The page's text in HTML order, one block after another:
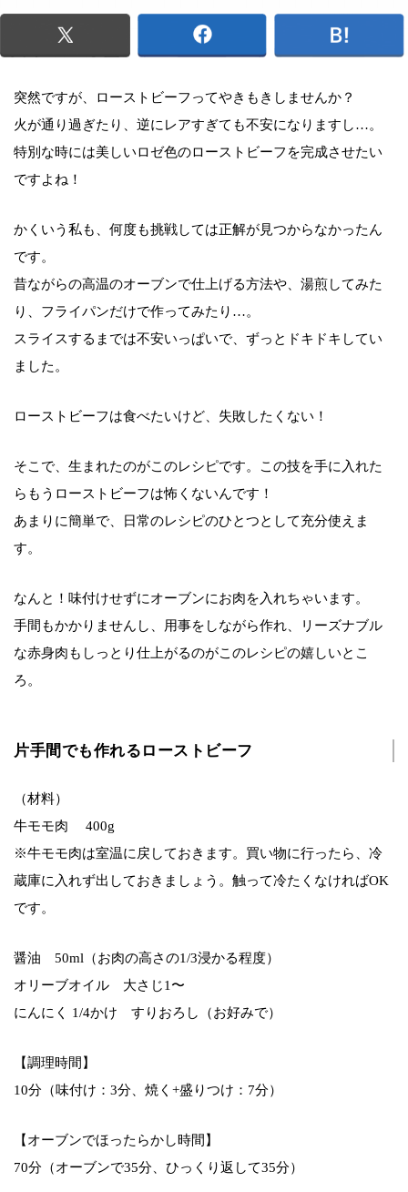
突然ですが、ローストビーフってやきもきしませんか？
火が通り過ぎたり、逆にレアすぎても不安になりますし…。
特別な時には美しいロゼ色のローストビーフを完成させたい
ですよね！
かくいう私も、何度も挑戦しては正解が見つからなかったん
です。
昔ながらの高温のオーブンで仕上げる方法や、湯煎してみた
り、フライパンだけで作ってみたり…。
スライスするまでは不安いっぱいで、ずっとドキドキしてい
ました。
ローストビーフは食べたいけど、失敗したくない！
そこで、生まれたのがこのレシピです。この技を手に入れた
らもうローストビーフは怖くないんです！
あまりに簡単で、日常のレシピのひとつとして充分使えま
す。
なんと！味付けせずにオーブンにお肉を入れちゃいます。
手間もかかりませんし、用事をしながら作れ、リーズナブル
な赤身肉もしっとり仕上がるのがこのレシピの嬉しいとこ
ろ。
片手間でも作れるローストビーフ
（材料）
牛モモ肉 400g
※牛モモ肉は室温に戻しておきます。買い物に行ったら、冷
蔵庫に入れず出しておきましょう。触って冷たくなければOK
です。
醤油 50ml（お肉の高さの1/3浸かる程度）
オリーブオイル 大さじ1〜
にんにく 1/4かけ すりおろし（お好みで）
【調理時間】
10分（味付け：3分、焼く+盛りつけ：7分）
【オーブンでほったらかし時間】
70分（オーブンで35分、ひっくり返して35分）